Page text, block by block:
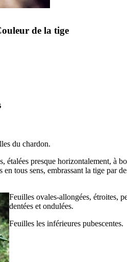
de la tige
du chardon.
étalées presque horizontalement, à
tous sens, embrassant la tige par
Feuilles ovales-allongées, étroites,
dentées et ondulées.
Feuilles les inférieures pubescentes.